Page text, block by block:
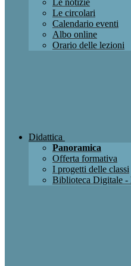
Le notizie
Le circolari
Calendario eventi
Albo online
Orario delle lezioni
Didattica
Panoramica
Offerta formativa
I progetti delle classi
Biblioteca Digitale